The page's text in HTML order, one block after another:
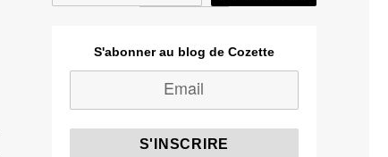
S'abonner au blog de Cozette